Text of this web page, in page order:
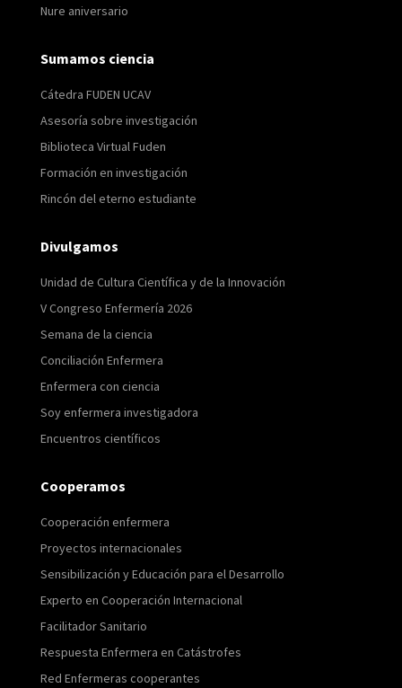
Nure aniversario
Sumamos ciencia
Cátedra FUDEN UCAV
Asesoría sobre investigación
Biblioteca Virtual Fuden
Formación en investigación
Rincón del eterno estudiante
Divulgamos
Unidad de Cultura Científica y de la Innovación
V Congreso Enfermería 2026
Semana de la ciencia
Conciliación Enfermera
Enfermera con ciencia
Soy enfermera investigadora
Encuentros científicos
Cooperamos
Cooperación enfermera
Proyectos internacionales
Sensibilización y Educación para el Desarrollo
Experto en Cooperación Internacional
Facilitador Sanitario
Respuesta Enfermera en Catástrofes
Red Enfermeras cooperantes